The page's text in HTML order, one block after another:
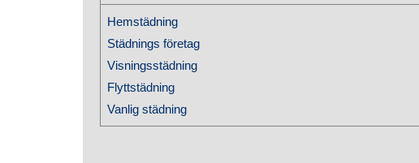
Hemstädning
Städnings företag
Visningsstädning
Flyttstädning
Vanlig städning